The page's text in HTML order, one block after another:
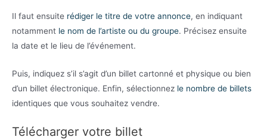
Il faut ensuite rédiger le titre de votre annonce, en indiquant
notamment le nom de l’artiste ou du groupe. Précisez ensuite
la date et le lieu de l’événement.
Puis, indiquez s’il s’agit d’un billet cartonné et physique ou bien
d’un billet électronique. Enfin, sélectionnez le nombre de billets
identiques que vous souhaitez vendre.
Télécharger votre billet